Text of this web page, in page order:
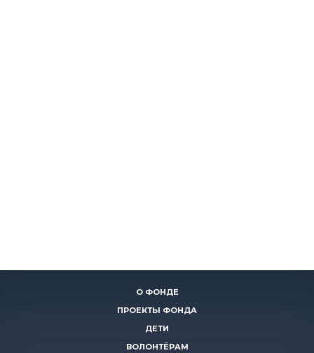
О ФОНДЕ
ПРОЕКТЫ ФОНДА
ДЕТИ
ВОЛОНТЁРАМ